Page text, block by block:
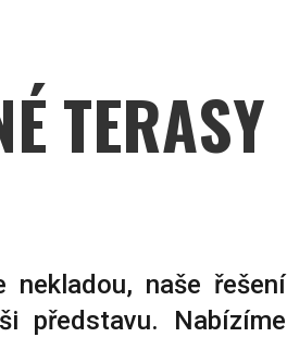
TERASY
nekladou, naše řešení
představu. Nabízíme